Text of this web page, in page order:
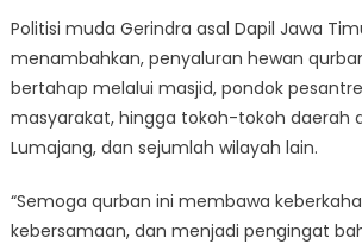
Politisi muda Gerindra asal Dapil Jawa
menambahkan, penyaluran hewan
bertahap melalui masjid, pondok
masyarakat, hingga tokoh-tokoh daerah
Lumajang, dan sejumlah wilayah lain.
“Semoga qurban ini membawa
kebersamaan, dan menjadi pengingat